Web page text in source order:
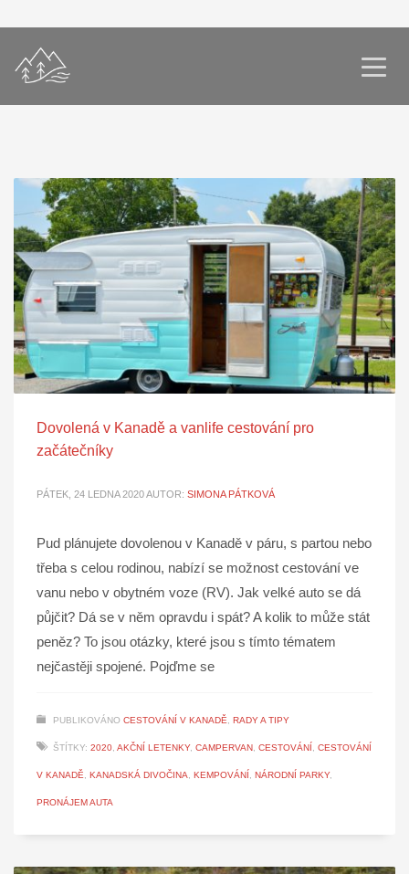
Dovolená v Kanadě a vanlife cestování pro
začátečníky
PÁTEK, 24 LEDNA 2020AUTOR: SIMONA PÁTKOVÁ
Pud plánujete dovolenou v Kanadě v páru, s partou nebo
třeba s celou rodinou, nabízí se možnost cestování ve
vanu nebo v obytném voze (RV). Jak velké auto se dá
půjčit? Dá se v něm opravdu i spát? A kolik to může stát
peněz? To jsou otázky, které jsou s tímto tématem
nejčastěji spojené. Pojďme se
PUBLIKOVÁNO CESTOVÁNÍ V KANADĚ, RADY A TIPY
ŠTÍTKY: 2020, AKČNÍ LETENKY, CAMPERVAN, CESTOVÁNÍ, CESTOVÁNÍ
V KANADĚ, KANADSKÁ DIVOČINA, KEMPOVÁNÍ, NÁRODNÍ PARKY,
PRONÁJEM AUTA